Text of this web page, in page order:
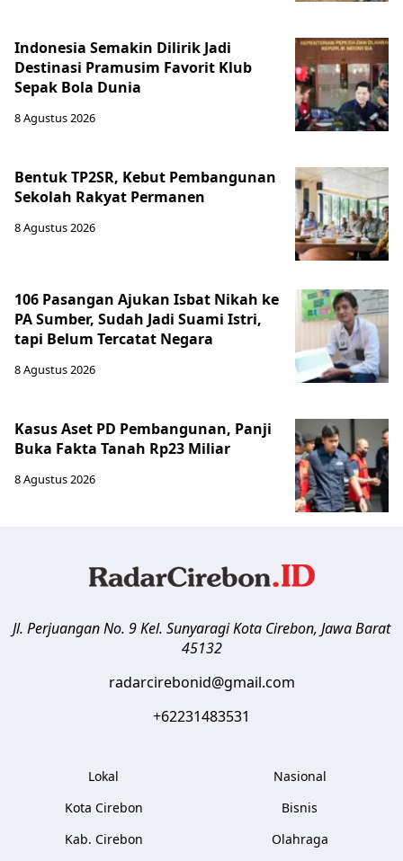
Indonesia Semakin Dilirik Jadi
Destinasi Pramusim Favorit Klub
Sepak Bola Dunia
8 Agustus 2026
Bentuk TP2SR, Kebut Pembangunan
Sekolah Rakyat Permanen
8 Agustus 2026
106 Pasangan Ajukan Isbat Nikah ke
PA Sumber, Sudah Jadi Suami Istri,
tapi Belum Tercatat Negara
8 Agustus 2026
Kasus Aset PD Pembangunan, Panji
Buka Fakta Tanah Rp23 Miliar
8 Agustus 2026
Jl. Perjuangan No. 9 Kel. SunyaragiKota Cirebon, Jawa Barat
45132
radarcirebonid@gmail.com
+62231483531
Lokal
Kota Cirebon
Kab. Cirebon
Nasional
Bisnis
Olahraga